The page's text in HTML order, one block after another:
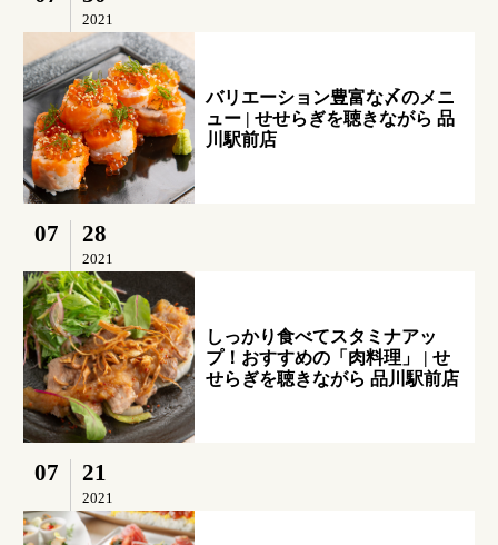
2021
バリエーション豊富な〆のメニ
ュー | せせらぎを聴きながら 品
川駅前店
07 28
2021
しっかり食べてスタミナアッ
プ！おすすめの「肉料理」 | せ
せらぎを聴きながら 品川駅前店
07 21
2021